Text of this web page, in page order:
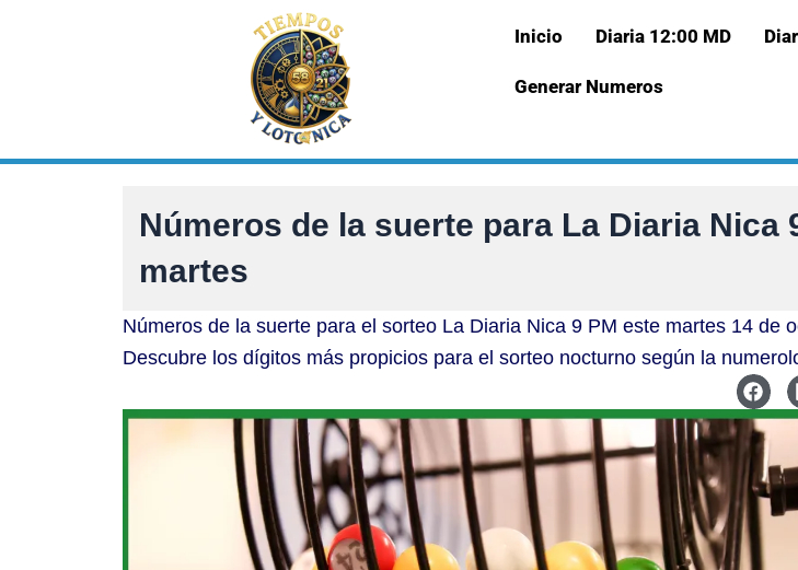
Inicio Diaria 12:00 MD
Generar Numeros
Números de la suerte para La Diaria Nica
martes
Números de la suerte para el sorteo La Diaria Nica 9 PM este martes 14 de
Descubre los dígitos más propicios para el sorteo nocturno según la